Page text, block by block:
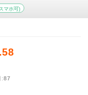
マホ可)
:87